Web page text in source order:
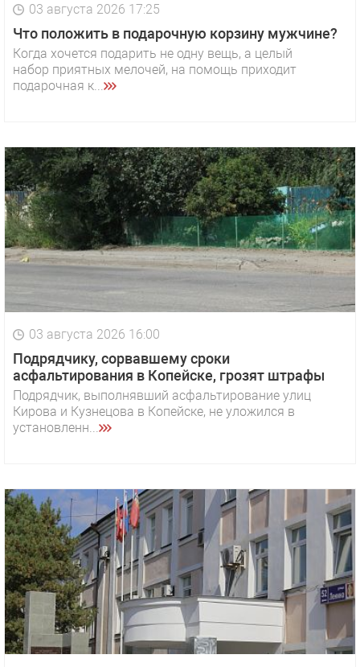
03 августа 2026 17:25
Что положить в подарочную корзину мужчине?
Когда хочется подарить не одну вещь, а целый
набор приятных мелочей, на помощь приходит
подарочная к...
03 августа 2026 16:00
Подрядчику, сорвавшему сроки
асфальтирования в Копейске, грозят штрафы
Подрядчик, выполнявший асфальтирование улиц
Кирова и Кузнецова в Копейске, не уложился в
установленн...